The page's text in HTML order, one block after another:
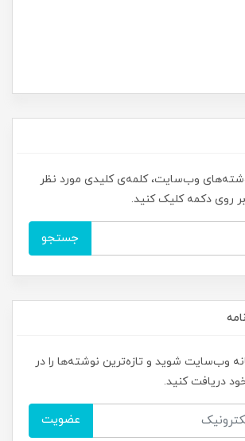
وب‌سایت، کلمه‌ی کلیدی مورد نظر
روی دکمه کلیک کنید.
جستجو
وب‌سایت شوید و تازه‌ترین نوشته‌ها را در
دریافت کنید.
عضویت